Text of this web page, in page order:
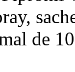
de